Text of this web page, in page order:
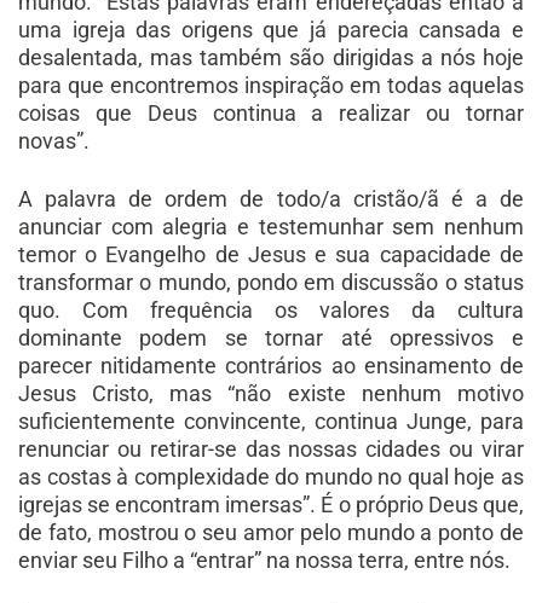
uma igreja das origens que já parecia cansada e
desalentada, mas também são dirigidas a nós hoje
para que encontremos inspiração em todas aquelas
coisas que Deus continua a realizar ou tornar
novas”.
A palavra de ordem de todo/a cristão/ã é a de
anunciar com alegria e testemunhar sem nenhum
temor o Evangelho de Jesus e sua capacidade de
transformar o mundo, pondo em discussão o status
quo. Com frequência os valores da cultura
dominante podem se tornar até opressivos e
parecer nitidamente contrários ao ensinamento de
Jesus Cristo, mas “não existe nenhum motivo
suficientemente convincente, continua Junge, para
renunciar ou retirar-se das nossas cidades ou virar
as costas à complexidade do mundo no qual hoje as
igrejas se encontram imersas”. É o próprio Deus que,
de fato, mostrou o seu amor pelo mundo a ponto de
enviar seu Filho a “entrar” na nossa terra, entre nós.